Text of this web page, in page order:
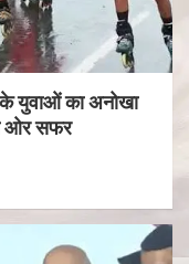
के युवाओं का अनोखा
ओर सफर